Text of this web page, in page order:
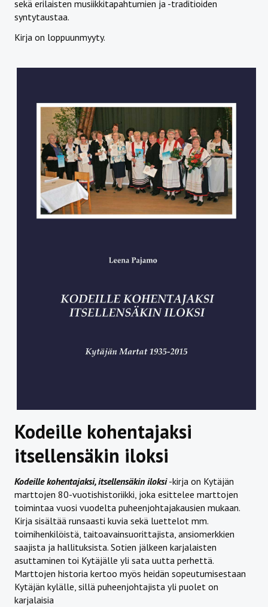
sekä erilaisten musiikkitapahtumien ja -traditioiden
syntytaustaa.
Kirja on loppuunmyyty.
Kodeille kohentajaksi
itsellensäkin iloksi
Kodeille kohentajaksi, itsellensäkin iloksi-kirja on Kytäjän
marttojen 80-vuotishistoriikki, joka esittelee marttojen
toimintaa vuosi vuodelta puheenjohtajakausien mukaan.
Kirja sisältää runsaasti kuvia sekä luettelot mm.
toimihenkilöistä, taitoavainsuorittajista, ansiomerkkien
saajista ja hallituksista. Sotien jälkeen karjalaisten
asuttaminen toi Kytäjälle yli sata uutta perhettä.
Marttojen historia kertoo myös heidän sopeutumisestaan
Kytäjän kylälle, sillä puheenjohtajista yli puolet on
karjalaisia